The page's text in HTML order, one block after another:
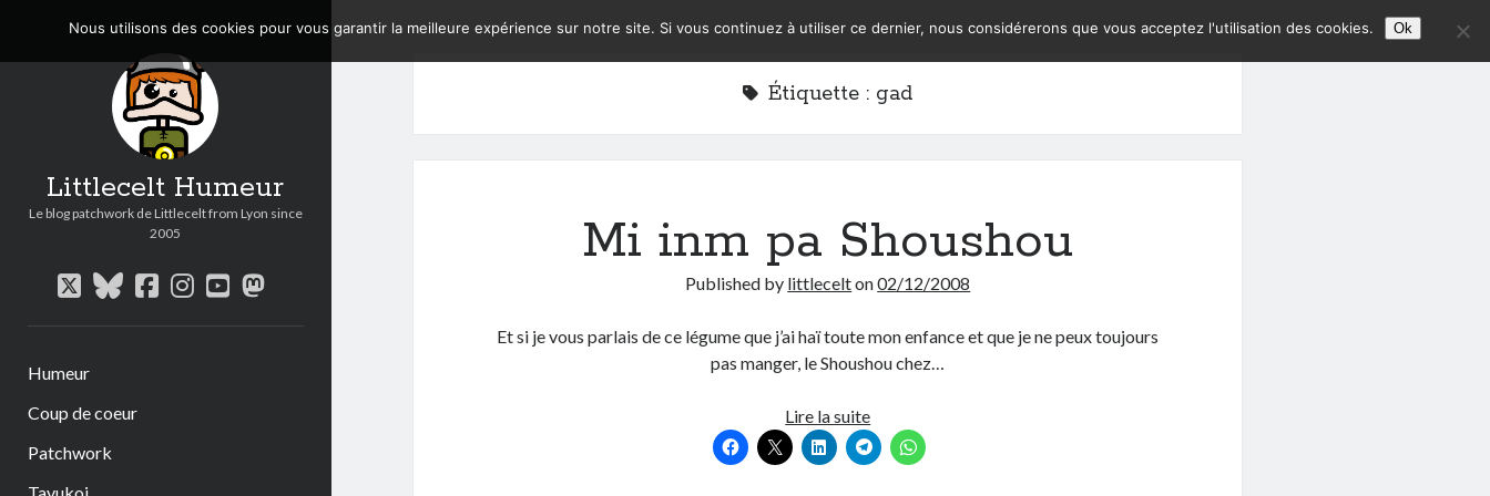
Littlecelt Humeur
Le blog patchwork de Littlecelt from Lyon since
2005
twitterbluesky
facebook
instagram
youtube
mastodon
Humeur
Coup de coeur
Patchwork
Étiquette : gad
Mi inm pa Shoushou
Published by littlecelton02/12/2008
Et si je vous parlais de ce légume que j’ai haï toute mon enfance et que je ne peux toujours
pas manger, le Shoushou chez…
Lire la suiteMi
inm
pa
Nous utilisons des cookies pour vous garantir la meilleure expérience sur notre site. Si vous continuez à utiliser ce dernier, nous considérerons que vous acceptez l'utilisation des cookies. Ok